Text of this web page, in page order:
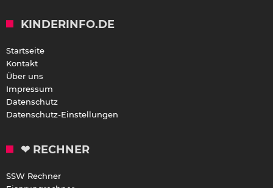
KINDERINFO.DE
Startseite
Kontakt
Über uns
Impressum
Datenschutz
Datenschutz-Einstellungen
❤ RECHNER
SSW Rechner